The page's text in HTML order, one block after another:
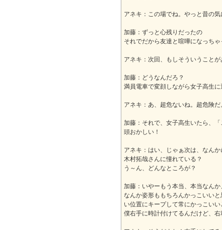
アネキ：この場でね。やっと昔の気
加藤：ずっと心残りだったの
それでだから友達と喧嘩になっちゃ
アネキ：次回、もしそういうことが
加藤：どうなんだろ？
満員電車で変顔しながら女子高生に
アネキ：あ、超危ないね。超危険だ
加藤：それで、女子高生いたら、
頭おかしい！
アネキ：はい、じゃぁ次は、なん
木村拓哉さんに憧れている？
う～ん、どんなところが？
加藤：いやーもう本当、本当なん
なんか姿形ももちろんかっこいい
い位置にキープして常にかっこいい
僕右手に時計付けてるんだけど、右